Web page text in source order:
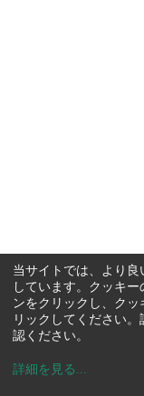
当サイトでは、より
しています。クッキ
ンをクリックし、ク
リックしてください
認ください。
詳細を見る ...